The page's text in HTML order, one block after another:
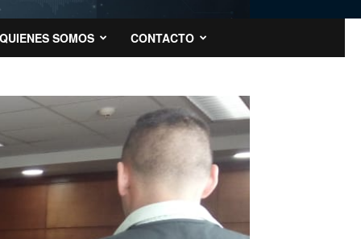
QUIENES SOMOS CONTACTO